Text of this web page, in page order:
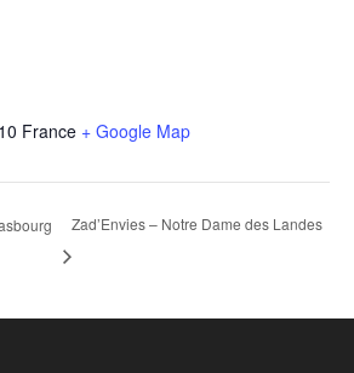
France + Google Map
Zad’Envies – Notre Dame des Landes